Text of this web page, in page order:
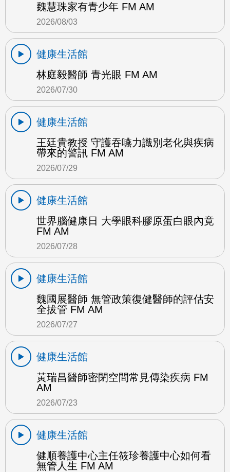
魏慧珠家有青少年 FM AM
2026/08/03
健康生活館
林庭毅醫師 青光眼 FM AM
2026/07/30
健康生活館
王廷貴教授 守護吞嚥力識別老化與疾病
帶來的警訊 FM AM
2026/07/29
健康生活館
世界腦健康日 大學眼科膠原蛋白眼內竟
FM AM
2026/07/28
健康生活館
魏國展醫師 無管政策復健醫師的評估安
全拔管 FM AM
2026/07/27
健康生活館
黃瑞昌醫師密閉空間常見傳染疾病 FM
AM
2026/07/23
健康生活館
健順養護中心主任筱珍養護中心如何看
無管人生 FM AM